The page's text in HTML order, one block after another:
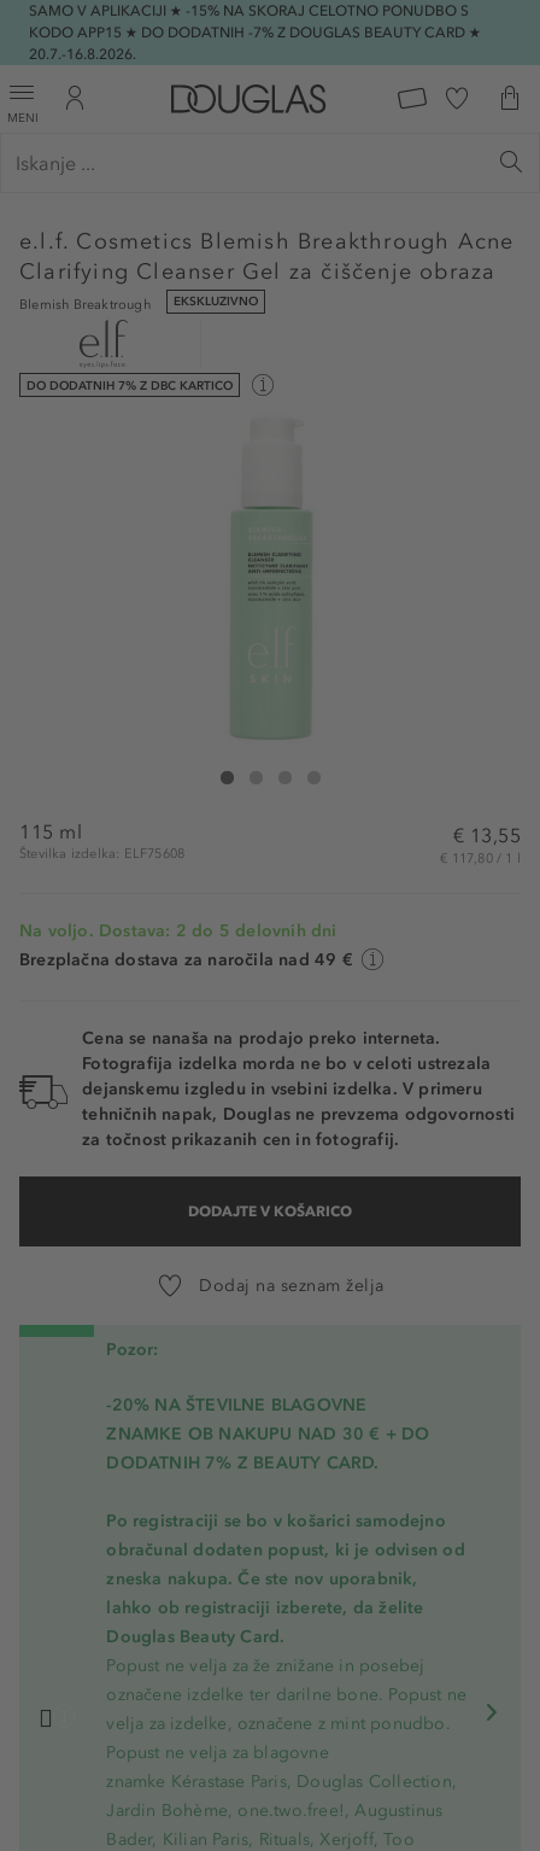
SAMO V APLIKACIJI ★ -15% NA SKORAJ CELOTNO PONUDBO S
KODO APP15 ★ DO DODATNIH -7% Z DOUGLAS BEAUTY CARD ★
20.7.-16.8.2026.
MENI
e.l.f. Cosmetics Blemish Breakthrough Acne
Clarifying Cleanser Gel za čiščenje obraza
Blemish Breaktrough EKSKLUZIVNO
DO DODATNIH 7% Z DBC KARTICO
e.l.f. Cosmetics Blemish Breakthrough Acne Clarifying
115 ml
Številka izdelka: ELF75608
€ 13,55
€ 117,80 / 1 l
Na voljo. Dostava: 2 do 5 delovnih dni
Brezplačna dostava za naročila nad 49 €
Cena se nanaša na prodajo preko interneta.
Fotografija izdelka morda ne bo v celoti ustrezala
dejanskemu izgledu in vsebini izdelka. V primeru
tehničnih napak, Douglas ne prevzema odgovornosti
za točnost prikazanih cen in fotografij.
DODAJTE V KOŠARICO
Dodaj na seznam želja
Pozor:
-20% NA ŠTEVILNE BLAGOVNE
ZNAMKE OB NAKUPU NAD 30 € + DO
DODATNIH 7% Z BEAUTY CARD.
Po registraciji se bo v košarici samodejno
obračunal dodaten popust, ki je odvisen od
zneska nakupa. Če ste nov uporabnik,
lahko ob registraciji izberete, da želite
Douglas Beauty Card.
Popust ne velja za že znižane in posebej
označene izdelke ter darilne bone. Popust ne
velja za izdelke, označene z mint ponudbo.
Popust ne velja za blagovne
znamke Kérastase Paris, Douglas Collection,
Jardin Bohème, one.two.free!, Augustinus
Bader, Kilian Paris, Rituals, Xerjoff, Too